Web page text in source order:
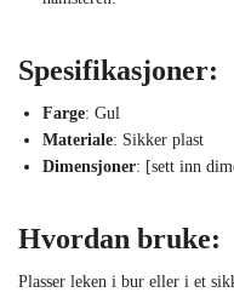
Spesifikasjoner:
Farge: Gul
Materiale: Sikker plast
Dimensjoner: [sett inn
Hvordan bruke:
Plasser leken i bur eller i et